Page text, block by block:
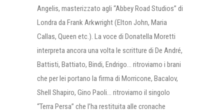
Angelis, masterizzato agli “Abbey Road Studios” di
Londra da Frank Arkwright (Elton John, Maria
Callas, Queen etc.). La voce di Donatella Moretti
interpreta ancora una volta le scritture di De André,
Battisti, Battiato, Bindi, Endrigo… ritroviamo i brani
che per lei portano la firma di Morricone, Bacalov,
Shell Shapiro, Gino Paoli… ritroviamo il singolo
“Terra Persa” che l’ha restituita alle cronache